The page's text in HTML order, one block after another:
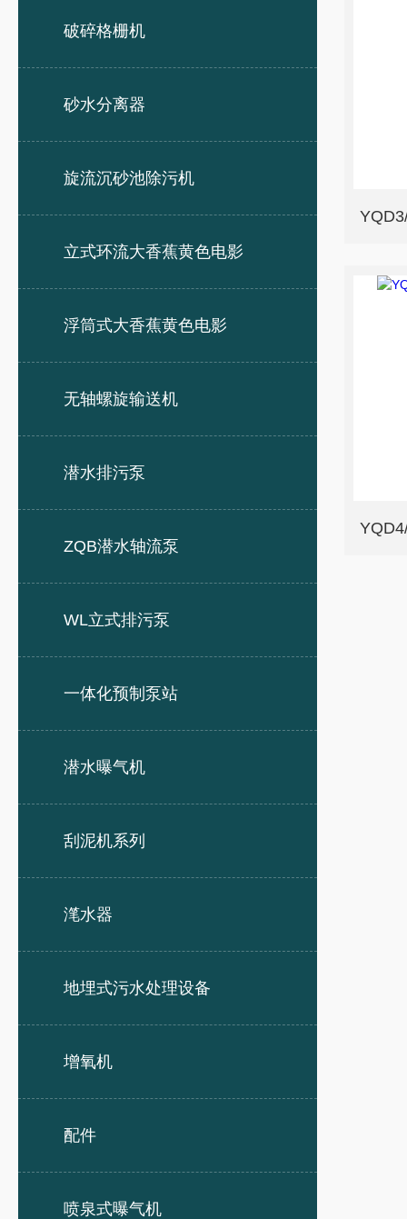
破碎格栅机
砂水分离器
旋流沉砂池除污机
立式环流大香蕉黄色电影
浮筒式大香蕉黄色电影
无轴螺旋输送机
潜水排污泵
ZQB潜水轴流泵
WL立式排污泵
一体化预制泵站
潜水曝气机
刮泥机系列
滗水器
地埋式污水处理设备
增氧机
配件
喷泉式曝气机